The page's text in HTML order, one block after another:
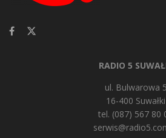
RADIO 5
ul. Bulwarowa 5
16-400 Suwałki
tel. (087) 567 80